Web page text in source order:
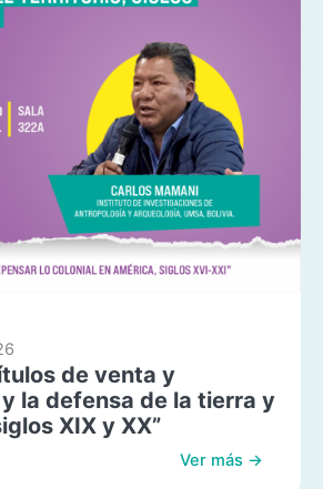
de venta y
la defensa de la tierra y
XIX y XX”
Ver más →